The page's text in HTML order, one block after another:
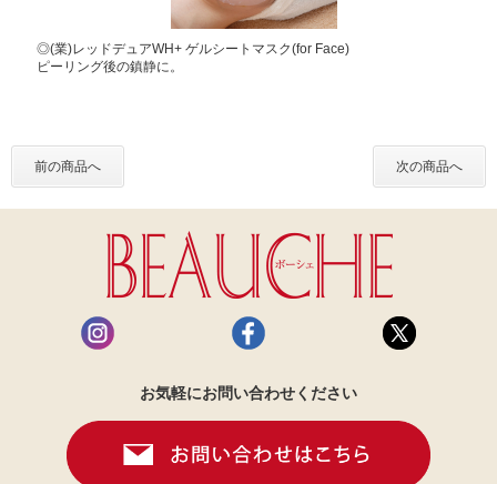
◎(業)レッドデュアWH+ ゲルシートマスク(for Face)
ピーリング後の鎮静に。
前の商品へ 次の商品へ
お気軽にお問い合わせください